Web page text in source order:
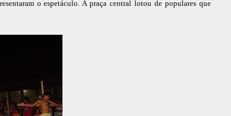
o espetáculo. A praça central lotou de populares que